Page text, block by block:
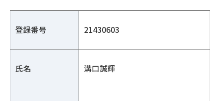
登録番号 21430603
氏名 溝口誠輝